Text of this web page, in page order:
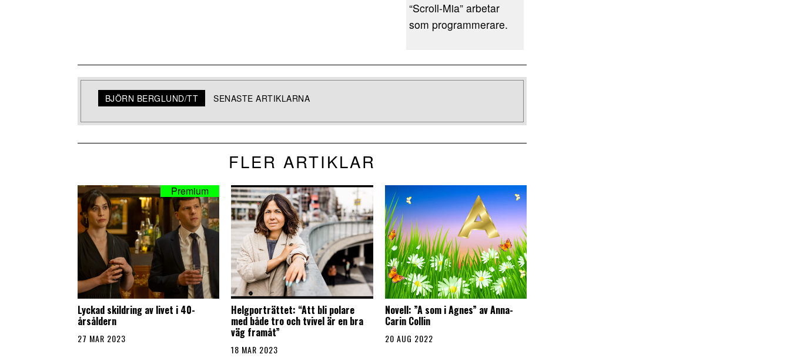
“Scroll-Mia” arbetar
som programmerare.
BJÖRN BERGLUND/TT SENASTE ARTIKLARNA
FLER ARTIKLAR
Lyckad skildring av livet i 40-
årsåldern
27 MAR 2023
Helgporträttet: “Att bli polare
med både tro och tvivel är en bra
väg framåt”
18 MAR 2023
Novell: ”A som i Agnes” av Anna-
Carin Collin
20 AUG 2022